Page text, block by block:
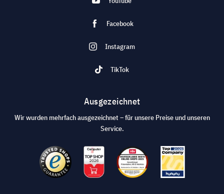
Facebook
Instagram
TikTok
Ausgezeichnet
Wir wurden mehrfach ausgezeichnet – für unsere Preise und unseren
Service.